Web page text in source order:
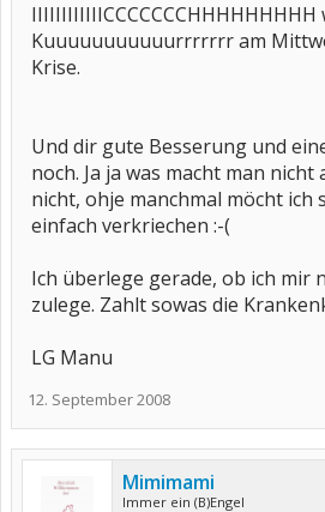
Kuuuuuuuuuuurrrrrrr am
Krise.
Und dir gute Besserung und
noch. Ja ja was macht man nicht
nicht, ohje manchmal möcht ich
einfach verkriechen :-(
Ich überlege gerade, ob ich mir
zulege. Zahlt sowas die
LG Manu
12. September 2008
Mimimami
Immer ein (B)Engel